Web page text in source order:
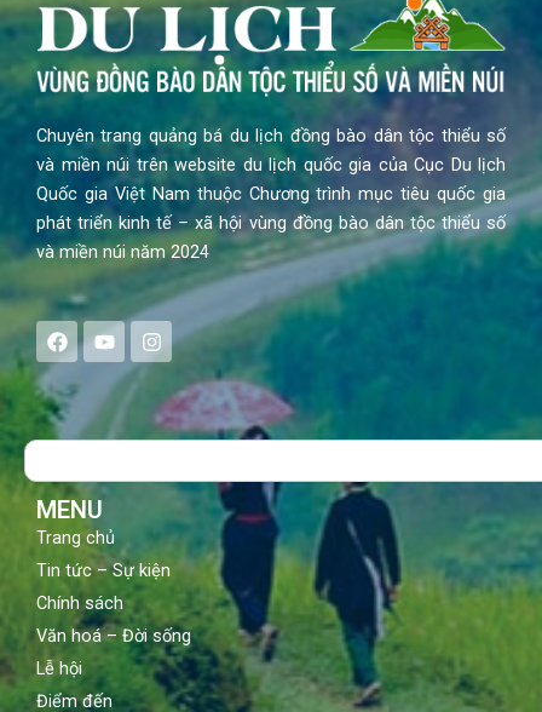
Chuyên trang quảng bá du lịch đồng bào dân tộc thiểu số
và miền núi trên website du lịch quốc gia của Cục Du lịch
Quốc gia Việt Nam thuộc Chương trình mục tiêu quốc gia
phát triển kinh tế – xã hội vùng đồng bào dân tộc thiểu số
và miền núi năm 2024
F
a
e
b
o
Y
o
t
b
I
n
s
a
g
Search
MENU
Trang chủ
Tin tức – Sự kiện
Chính sách
Văn hoá – Đời sống
Lễ hội
Điểm đến